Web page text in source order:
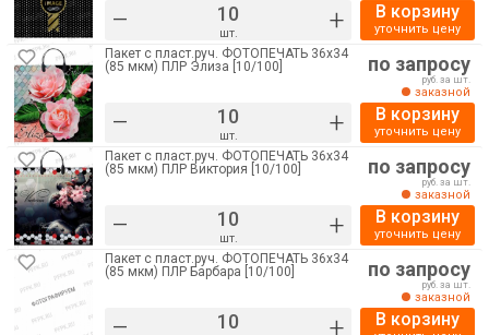
– шт. + В корзину
уточнить цену
Пакет с пласт.руч. ФОТОПЕЧАТЬ 36х34
(85 мкм) ПЛР Элиза [10/100]
– шт. +
по запросу
руб. за шт.
заказной
В корзину
уточнить цену
Пакет с пласт.руч. ФОТОПЕЧАТЬ 36х34
(85 мкм) ПЛР Виктория [10/100]
– шт. +
по запросу
руб. за шт.
заказной
В корзину
уточнить цену
Пакет с пласт.руч. ФОТОПЕЧАТЬ 36х34
(85 мкм) ПЛР Барбара [10/100]
– +
по запросу
руб. за шт.
заказной
В корзину